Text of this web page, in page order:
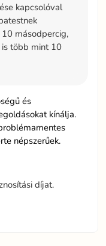
kapcsolóval
másodpercig,
több mint 10
és
kínálja.
népszerűek.
díjat.